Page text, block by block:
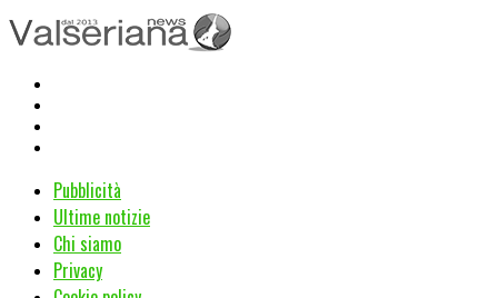
Pubblicità
Ultime notizie
Chi siamo
Privacy